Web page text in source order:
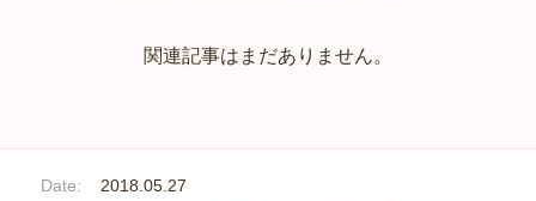
関連記事はまだありません。
Date:
2018.05.27